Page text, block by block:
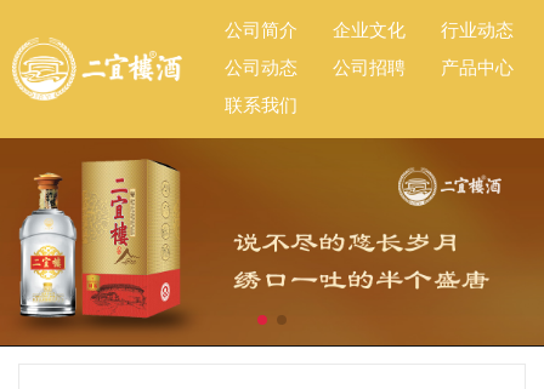
公司简介 企业文化
行业动态
公司动态
公司招聘
产品中心
联系我们